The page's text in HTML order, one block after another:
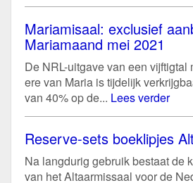
Mariamisaal: exclusief
Mariamaand mei 2021
De NRL-uitgave van een vijftigtal
ere van Maria is tijdelijk
van 40% op de... Lees verder
Reserve-sets boeklipjes
Na langdurig gebruik bestaat de
van het Altaarmissaal voor de